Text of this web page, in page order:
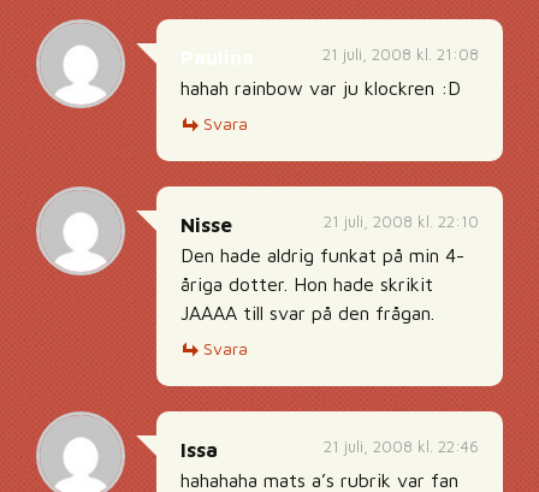
21 juli, 2008 kl. 21:08
hahah rainbow var ju klockren :D
Svara
21 juli, 2008 kl. 22:10
Nisse
Den hade aldrig funkat på min 4-
åriga dotter. Hon hade skrikit
JAAAA till svar på den frågan.
Svara
21 juli, 2008 kl. 22:46
Issa
hahahaha mats a’s rubrik var fan